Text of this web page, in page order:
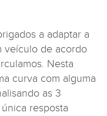
a adaptar a
veículo de acordo
Nesta
curva com alguma
as 3
resposta